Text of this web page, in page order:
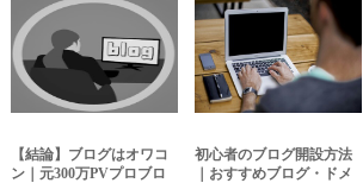
【結論】ブログはオワコ
ン｜元300万PVプロブロ
初心者のブログ開設方法
｜おすすめブログ・ドメ